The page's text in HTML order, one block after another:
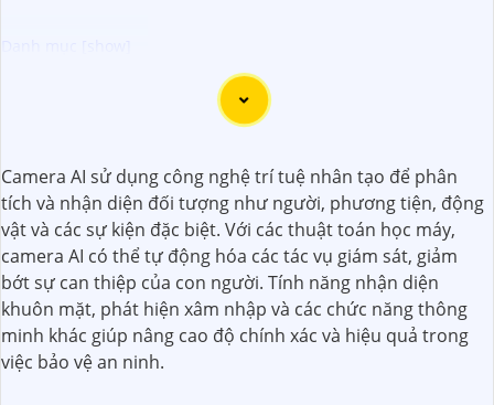
Đây là một mẫu camera 2.0MP FULL HD rất tốt mà bạn có
thể sử dụng để giám sát và bảo vệ nhà cửa hoặc cơ sở
nét, chất lượng cao và có khả năng quan sát trong đêm
thông qua công nghệ hồng ngoại.
Dưới đây là một mô tả cơ bản về chiếc camera này:
- Độ phân giải: 2.0MP FULL HD- Chất lượng hình ảnh: Sắc
nét, chất lượng cao- Công nghệ hồng ngoại: Có khả năng
quan sát trong đêm- Kết nối: Dây cáp, hoặc không dây tùy
chọn- Ứng dụng điều khiển: Có thể kết nối với smartphone
để xem qua mạng internet từ xa- Chức năng cảnh báo: Có
Camera AI sử dụng công nghệ trí tuệ nhân tạo để phân
tích và nhận diện đối tượng như người, phương tiện, động
vật và các sự kiện đặc biệt. Với các thuật toán học máy,
camera AI có thể tự động hóa các tác vụ giám sát, giảm
bớt sự can thiệp của con người. Tính năng nhận diện
khuôn mặt, phát hiện xâm nhập và các chức năng thông
minh khác giúp nâng cao độ chính xác và hiệu quả trong
việc bảo vệ an ninh.